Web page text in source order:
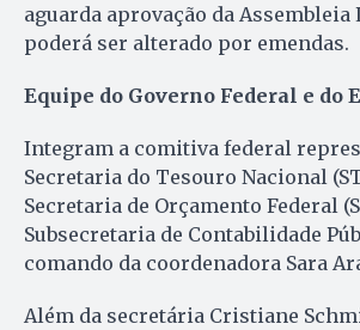
aguarda aprovação da Assembleia
poderá ser alterado por emendas.
Equipe do Governo Federal e do
Integram a comitiva federal
Secretaria do Tesouro Nacional
Secretaria de Orçamento Federal
Subsecretaria de Contabilidade
comando da coordenadora Sara
Além da secretária Cristiane